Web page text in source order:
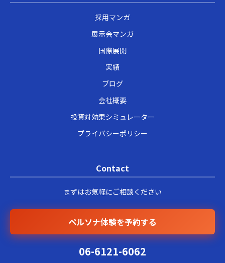
採用マンガ
展示会マンガ
国際展開
実績
ブログ
会社概要
投資対効果シミュレーター
プライバシーポリシー
Contact
まずはお氣軽にご相談ください
ペルソナ体験を予約する
06-6121-6062